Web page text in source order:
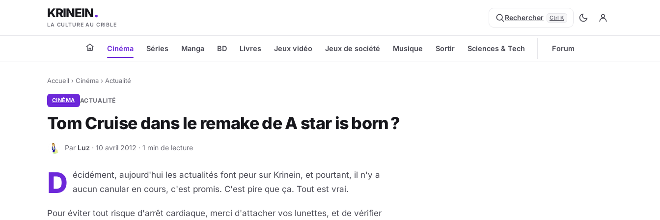
KRINEIN
LA CULTURE AU CRIBLE
Rechercher Ctrl K
Cinéma Séries Manga BD Livres Jeux vidéo Jeux de société Musique Sortir Sciences & Tech Forum
Accueil › Cinéma › Actualité
CINÉMA ACTUALITÉ
Tom Cruise dans le remake de A star is born ?
L Par Luz · 10 avril 2012 · 1 min de lecture
D
écidément, aujourd'hui les actualités font peur sur Krinein, et pourtant, il n'y a
aucun canular en cours, c'est promis. C'est pire que ça. Tout est vrai.
Pour éviter tout risque d'arrêt cardiaque, merci d'attacher vos lunettes, et de vérifier